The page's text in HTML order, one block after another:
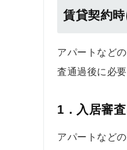
賃貸契約
アパートなど
査通過後に必
1．入居審
アパートなど